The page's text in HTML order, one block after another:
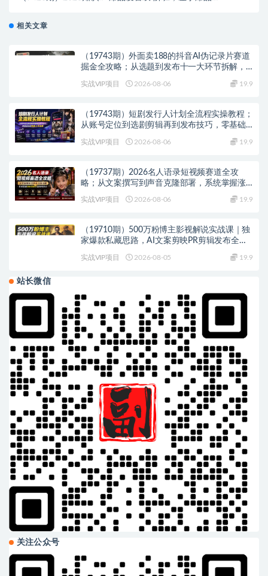
相关文章
（19743期）外面卖188的抖音AI伪记录片赛道
掘金全攻略；从选题到发布十一大环节拆解，
实战VIP项目 2026-08-06 19.9
（19743期）短剧发行人计划全流程实操教程；
从账号定位到选剧剪辑再到发布技巧，零基础
实战VIP项目 2026-08-06 19.9
（19737期）2026名人语录短视频赛道全攻
略；从文案撰写到声音克隆部署，系统掌握涨
实战VIP项目 2026-08-06 19.9
（19710期）500万粉博主影视解说实战课｜独
家爆款私藏思路，AI文案剪映PR剪辑发布全流
实战VIP项目 2026-08-05 19.9
站长微信
关注公众号